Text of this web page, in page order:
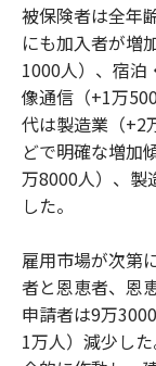
被保険者は全年
にも加入者が増
1000人）、宿泊
像通信（+1万
代は製造業（+2
どで明確な増加
万8000人）、製
した。
雇用市場が次第
者と恩恵者、恩
申請者は9万
1万人）減少し